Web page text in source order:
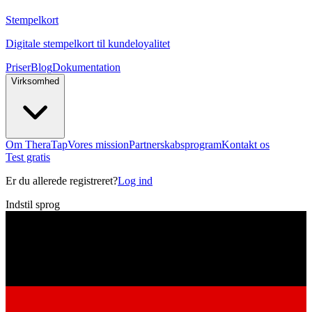
Stempelkort
Digitale stempelkort til kundeloyalitet
PriserBlogDokumentation
Virksomhed
Om TheraTapVores missionPartnerskabsprogramKontakt os
Test gratis
Er du allerede registreret?Log ind
Indstil sprog